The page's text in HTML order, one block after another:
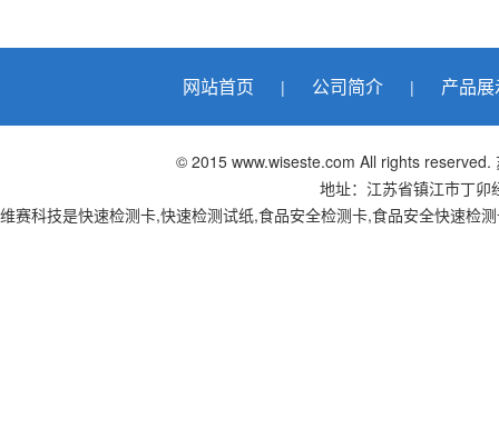
网站首页 | 公司简介 | 产品
© 2015 www.wiseste.com All rights
地址：江苏省镇江市丁
维赛科技是快速检测卡,快速检测试纸,食品安全检测卡,食品安全快速检